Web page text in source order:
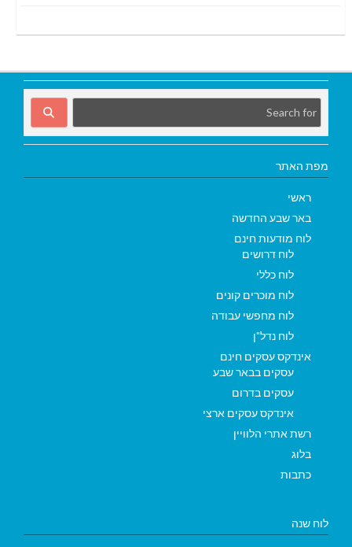
מפת האתר
ראשי
באר שבע החדשה
לוח מודעות חינם
לוח דרושים
לוח כללי
לוח מוכרים קונים
לוח מחפשי עבודה
לוח נדל"ן
אינדקס עסקים חינם
עסקים בבאר שבע
עסקים בדרום
אינדקס עסקים ארצי
רשת אתרי הלוויין
בלוג
כתבות
לוח שנה